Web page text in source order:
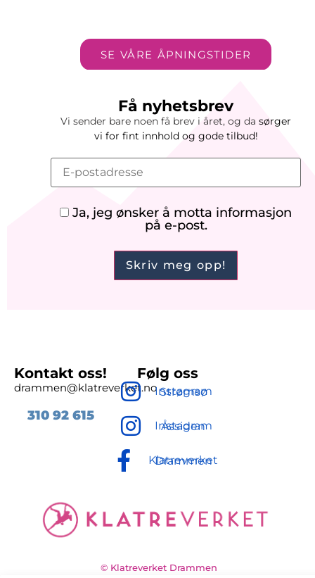
SE VÅRE ÅPNINGSTIDER
Få nyhetsbrev
Vi sender bare noen få brev i året, og da sørger
vi for fint innhold og gode tilbud!
Ja, jeg ønsker å motta informasjon
på e-post.
Kontakt oss!
drammen@klatreverket.no
310 92615
Følg oss
Instagram Strømsø
Instagram Åssiden
Klatreverket Drammen
© Klatreverket Drammen